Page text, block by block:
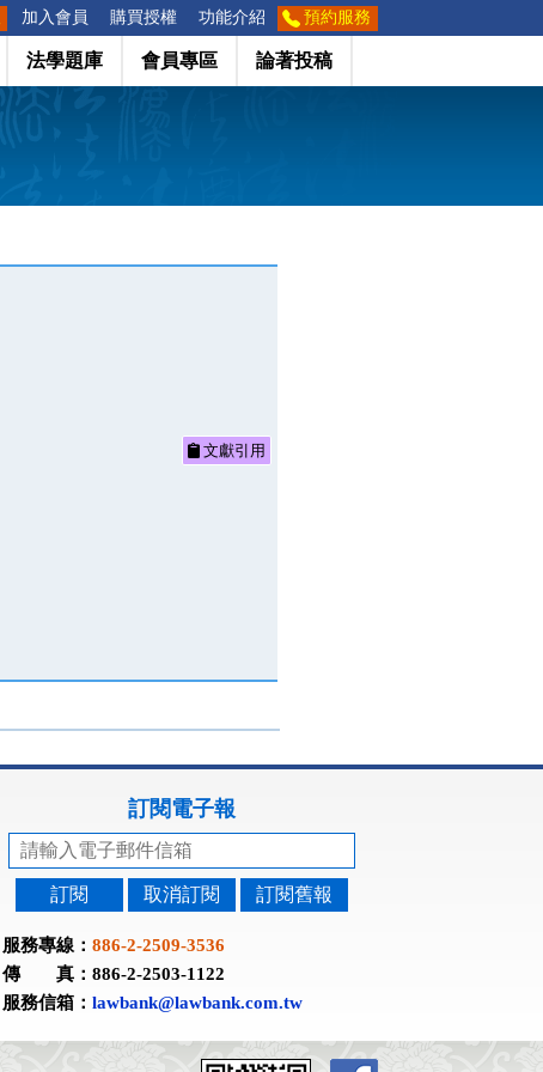
加入會員 購買授權 功能介紹 預約服務
法學題庫 會員專區 論著投稿
文獻引用
訂閱電子報
訂閱 取消訂閱 訂閱舊報
服務專線： 886-2-2509-3536
傳 真：886-2-2503-1122
服務信箱： lawbank@lawbank.com.tw